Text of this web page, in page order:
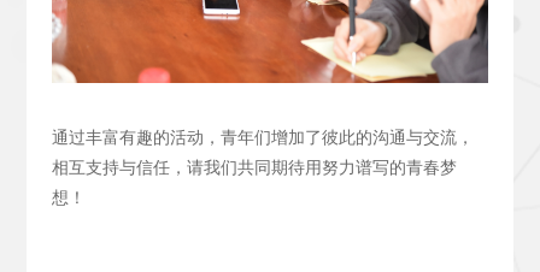
通过丰富有趣的活动，青年们增加了彼此的沟通与交流，
相互支持与信任，请我们共同期待用努力谱写的青春梦
想！